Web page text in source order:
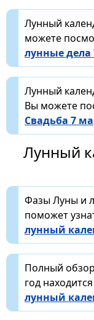
Лунный
можете
лунные дела
Лунный
Вы можете
Свадьба 7
Лунный
Фазы Луны и
поможет
лунный
Полный
год
лунный